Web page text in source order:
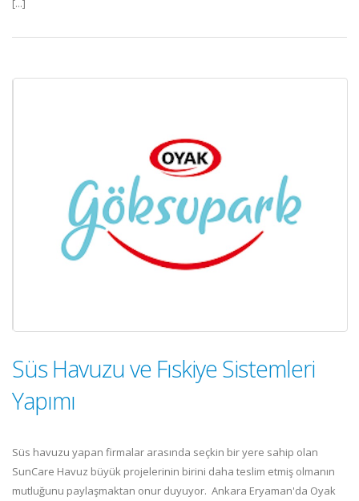
[...]
Süs Havuzu ve Fıskiye Sistemleri
Yapımı
Süs havuzu yapan firmalar arasında seçkin bir yere sahip olan
SunCare Havuz büyük projelerinin birini daha teslim etmiş olmanın
mutluğunu paylaşmaktan onur duyuyor. Ankara Eryaman'da Oyak